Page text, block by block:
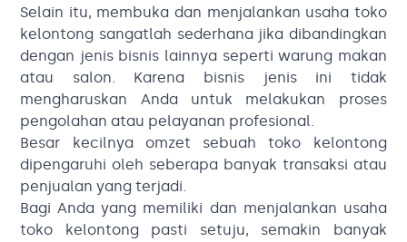
Selain itu, membuka dan menjalankan usaha toko
kelontong sangatlah sederhana jika dibandingkan
dengan jenis bisnis lainnya seperti warung makan
atau salon. Karena bisnis jenis ini tidak
mengharuskan Anda untuk melakukan proses
pengolahan atau pelayanan profesional.
Besar kecilnya omzet sebuah toko kelontong
dipengaruhi oleh seberapa banyak transaksi atau
penjualan yang terjadi.
Bagi Anda yang memiliki dan menjalankan usaha
toko kelontong pasti setuju, semakin banyak